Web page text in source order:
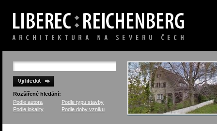
Rozšířené hledání:
Podle autora
Podle typu stavby
Podle lokality
Podle doby vzniku